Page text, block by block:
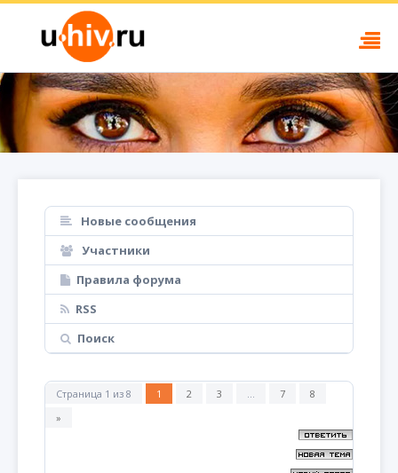
Новые сообщения
Участники
Правила форума
RSS
Поиск
Страница 1 из 8 1 2 3 … 7
8
»